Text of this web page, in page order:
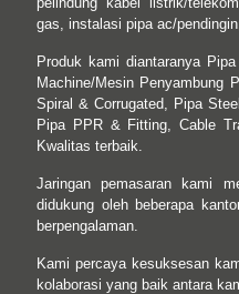
gas, instalasi pipa ac/
Produk kami diantaranya
Machine/Mesin Penyambung
Spiral & Corrugated, Pipa
Pipa PPR & Fitting, Cable
Kwalitas terbaik.
Jaringan pemasaran kami
didukung oleh beberapa
berpengalaman.
Kami percaya kesuksesan
kolaborasi yang baik antara